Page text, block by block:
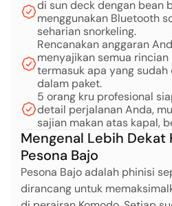
di sun deck dengan bean
menggunakan Bluetooth
seharian snorkeling.
Rencanakan anggaran
menyajikan semua
termasuk apa yang
dalam paket.
5 orang kru profesional
detail perjalanan Anda,
sajian makan atas kapal,
Mengenal Lebih Dekat
Pesona Bajo
Pesona Bajo adalah phinisi
dirancang untuk